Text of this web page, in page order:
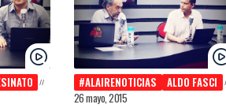
#ALAIRENOTICIAS
ALDO FASCI
26 mayo, 2015